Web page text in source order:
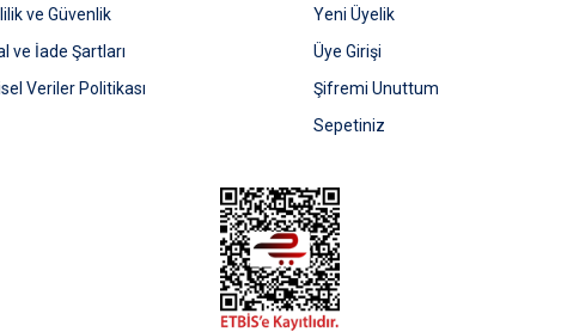
Gönder
ve Güvenlik
ve İade Şartları
Veriler Politikası
Yeni Üyelik
Üye Girişi
Şifremi Unuttum
Sepetiniz